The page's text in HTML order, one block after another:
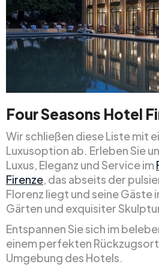
Four Seasons Hotel
Wir schließen diese Liste mit
Luxusoption ab. Erleben Sie
Luxus, Eleganz und Service im
Firenze, das abseits der
Florenz liegt und seine Gäste
Gärten und exquisiter
Entspannen Sie sich im
einem perfekten
Umgebung des Hotels.